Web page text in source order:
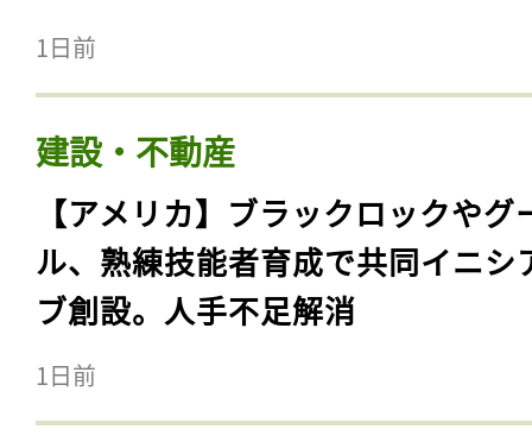
1日前
建設・不動産
【アメリカ】ブラックロックやグ
ル、熟練技能者育成で共同イニシ
ブ創設。人手不足解消
1日前